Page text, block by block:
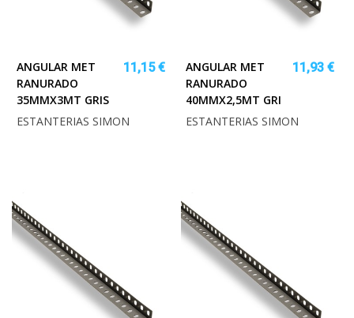
ANGULAR MET
RANURADO
35MMX3MT GRIS
11,15 €
ESTANTERIAS SIMON
ANGULAR MET
RANURADO
40MMX2,5MT GRI
11,93 €
ESTANTERIAS SIMON